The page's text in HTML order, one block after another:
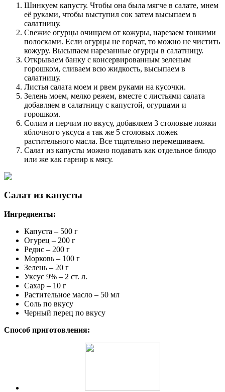
Шинкуем капусту. Чтобы она была мягче в салате, мнем
её руками, чтобы выступил сок затем высыпаем в
салатницу.
Свежие огурцы очищаем от кожуры, нарезаем тонкими
полосками. Если огурцы не горчат, то можно не чистить
кожуру. Высыпаем нарезанные огурцы в салатницу.
Открываем банку с консервированным зеленым
горошком, сливаем всю жидкость, высыпаем в
салатницу.
Листья салата моем и рвем руками на кусочки.
Зелень моем, мелко режем, вместе с листьями салата
добавляем в салатницу с капустой, огурцами и
горошком.
Солим и перчим по вкусу, добавляем 3 столовые ложки
яблочного уксуса а так же 5 столовых ложек
растительного масла. Все тщательно перемешиваем.
Салат из капусты можно подавать как отдельное блюдо
или же как гарнир к мясу.
Салат из капусты
Ингредиенты:
Капуста – 500 г
Огурец – 200 г
Редис – 200 г
Морковь – 100 г
Зелень – 20 г
Уксус 9% – 2 ст. л.
Сахар – 10 г
Растительное масло – 50 мл
Соль по вкусу
Черный перец по вкусу
Способ приготовления: